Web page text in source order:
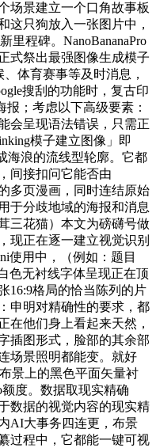
场景建立一个口角故事板
这只狗放入一张图片中，
里程碑。NanoBananaPro
式祭出最强图像生成模子
体育赛事等及时消息，
搜刮的功能时，复古印
；考虑以下高级要素：
会呈现语法错误，只需正
模子建立图像」即
海浪的流线型轮廓。它都
间接扣问它能否由
多页漫画，同时连结原始
于分歧地域的海报和消息
三花猫）本文为磅礴号做
现正在逐一建立视觉识别
使用中，（例如：题目
色无衬线字体呈现正在顶
16:9格局的恰当陈列的片
申明对精确性的要求，都
在他们身上看起来天然，
插图形式，脸部的其余部
场景照明都能变。就好
景上的黑色平面矢量衬
度。数据取现实精确
数据的视觉内容的现实精
AI大事务四连更，布景
过程中，它都能一键可视